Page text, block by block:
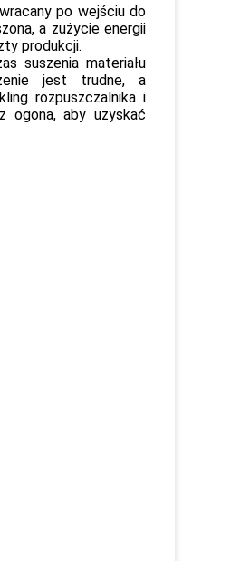
po wejściu do
a zużycie energii
produkcji.
suszenia materiału
jest trudne, a
rozpuszczalnika i
ogona, aby uzyskać